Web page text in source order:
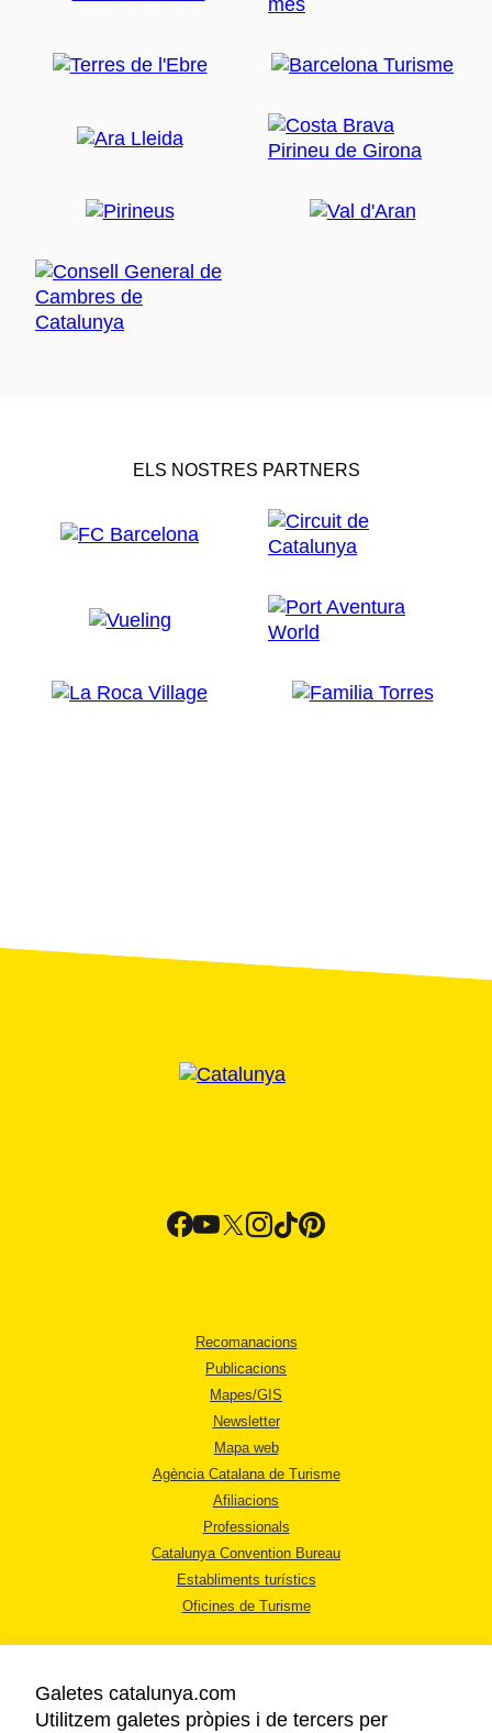
ELS NOSTRES PARTNERS
Recomanacions
Publicacions
Mapes/GIS
Newsletter
Mapa web
Agència Catalana de Turisme
Afiliacions
Professionals
Catalunya Convention Bureau
Establiments turístics
Oficines de Turisme
Galetes catalunya.com
Utilitzem galetes pròpies i de tercers per